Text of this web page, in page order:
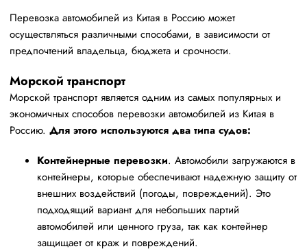
Перевозка автомобилей из Китая в Россию может
осуществляться различными способами, в зависимости от
предпочтений владельца, бюджета и срочности.
Морской транспорт
Морской транспорт является одним из самых популярных и
экономичных способов перевозки автомобилей из Китая в
Россию. Для этого используются два типа судов:
Контейнерные перевозки. Автомобили загружаются в
контейнеры, которые обеспечивают надежную защиту от
внешних воздействий (погоды, повреждений). Это
подходящий вариант для небольших партий
автомобилей или ценного груза, так как контейнер
защищает от краж и повреждений.